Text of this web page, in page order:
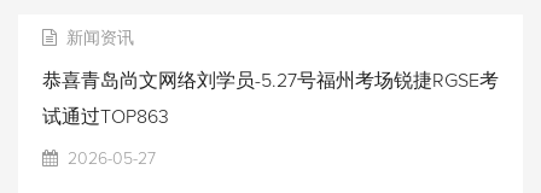
新闻资讯
恭喜青岛尚文网络刘学员-5.27号福州考场锐捷RGSE考
试通过TOP863
2026-05-27